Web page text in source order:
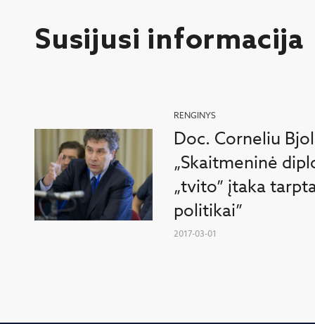
Susijusi informacija
RENGINYS
Doc. Corneliu
„Skaitmeninė
„tvito” įtaka
politikai”
2017-03-01